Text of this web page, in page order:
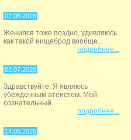
02.08.2026
Женился тоже поздно, удивляюсь
как такой нищеброд вообще...
подробнее...
02.07.2026
Здравствуйте. Я являюсь
убежденным атеистом. Мой
сознательный...
подробнее...
14.05.2026